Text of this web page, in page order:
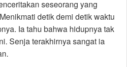
seseorang yang
detik demi detik waktu
Ia tahu bahwa hidupnya tak
Senja terakhirnya sangat ia